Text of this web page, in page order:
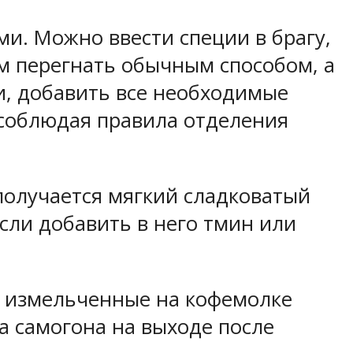
Можно ввести специи в брагу,
перегнать обычным способом, а
добавить все необходимые
правила отделения
мягкий сладковатый
добавить в него тмин или
на кофемолке
самогона на выходе после